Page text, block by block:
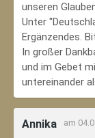
unseren
Unter
Ergänzendes.
In großer
und im Gebet
untereinander
Annika am